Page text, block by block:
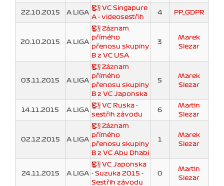
22.10.2015 A LIGA
VC Singapure
A - videosestřih
4 PP_GDPR
20.10.2015 A LIGA
Záznam
přímého
přenosu skupiny
B z VC USA
3
Marek
Slezar
03.11.2015 A LIGA
Záznam
přímého
přenosu skupiny
B z VC Japonska
5
Marek
Slezar
14.11.2015 A LIGA
VC Ruska -
sestřih závodu
6
Martin
Slezar
02.12.2015 A LIGA
Záznam
přímého
přenosu skupiny
B z VC Abu Dhabi
1
Marek
Slezar
24.11.2015 A LIGA
VC Japonska
- Suzuka 2015 -
Sestřih závodu
0
Martin
Slezar